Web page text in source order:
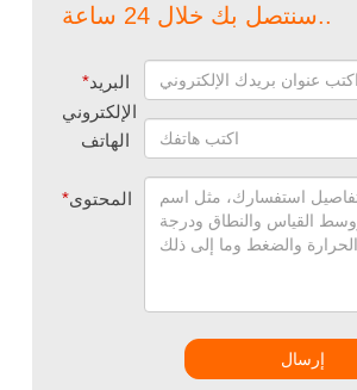
سنتصل بك خلال 24 ساعة..
*البريد
الإلكتروني
الهاتف
*المحتوى
إرسال